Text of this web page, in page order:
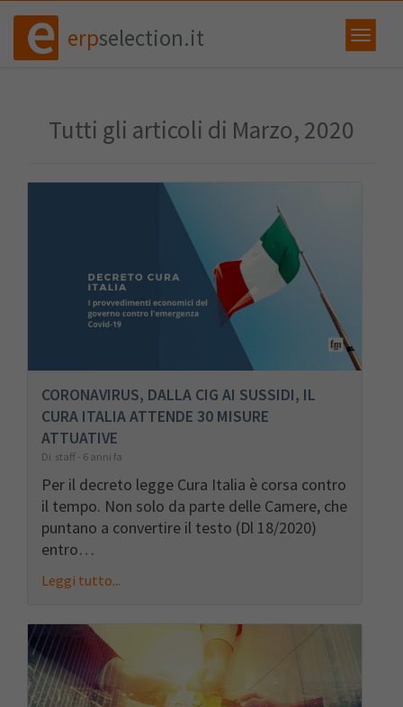
erpselection.it
Tutti gli articoli di Marzo, 2020
CORONAVIRUS, DALLA CIG AI SUSSIDI, IL
CURA ITALIA ATTENDE 30 MISURE
ATTUATIVE
Di staff - 6 anni fa
Per il decreto legge Cura Italia è corsa contro
il tempo. Non solo da parte delle Camere, che
puntano a convertire il testo (Dl 18/2020)
entro…
Leggi tutto...